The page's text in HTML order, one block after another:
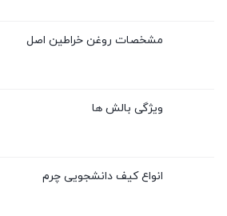
مشخصات روغن خراطین اصل
ویژگی بالش ها
انواع کیف دانشجویی چرم